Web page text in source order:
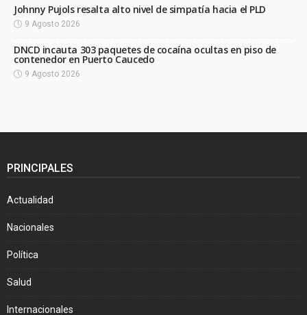
Johnny Pujols resalta alto nivel de simpatía hacia el PLD
9 Agosto 2026
DNCD incauta 303 paquetes de cocaína ocultas en piso de
contenedor en Puerto Caucedo
9 Agosto 2026
PRINCIPALES
Actualidad
Nacionales
Política
Salud
Internacionales